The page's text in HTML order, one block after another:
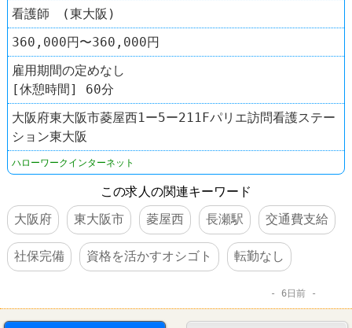
看護師 (東大阪)
360,000円〜360,000円
雇用期間の定めなし
[休憩時間] 60分
大阪府東大阪市菱屋西1ー5ー211Fパリエ訪問看護ステー
ション東大阪
ハローワークインターネット
この求人の関連キーワード
大阪府
東大阪市 菱屋西 長瀬駅 交通費支給
社保完備 資格を活かすオシゴト 転勤なし
6日前